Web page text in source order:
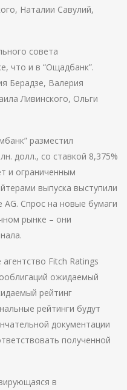
Наталии Савулий,
совета
что и в “Ощадбанк”.
Берадзе, Валерия
Ливинского, Ольги
разместил
долл., со ставкой 8,375%
и ограниченным
выпуска выступили
AG. Спрос на новые бумаги
рынке – они
Fitch Ratings
ожидаемый
рейтинг
рейтинги будут
документации
полученной
в